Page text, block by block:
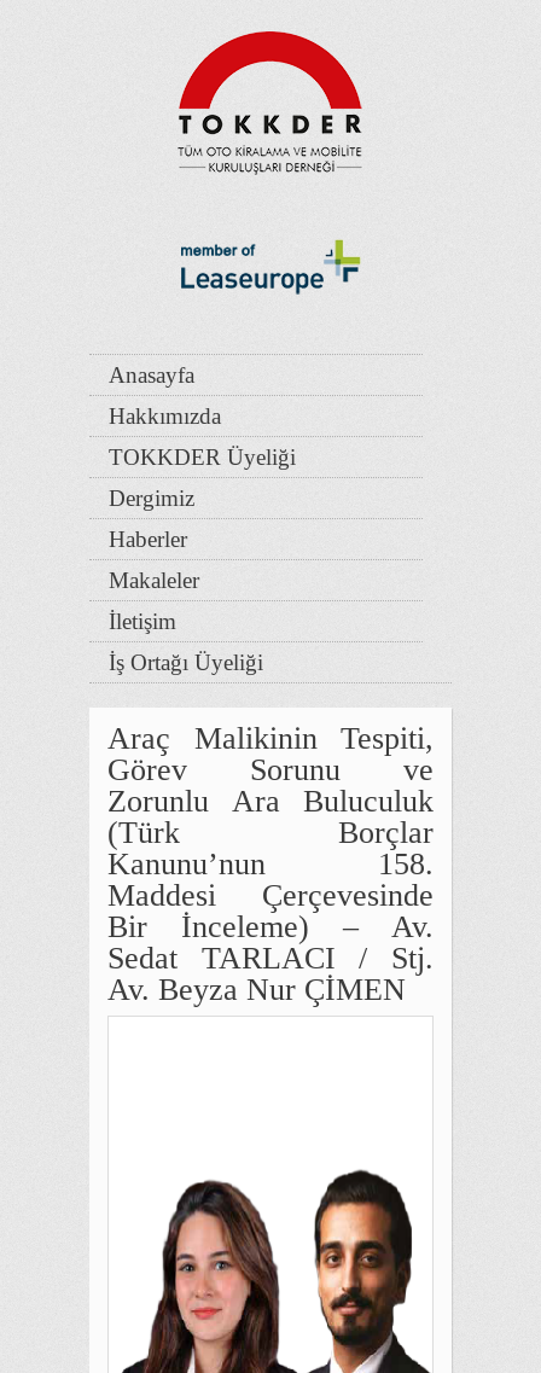
Anasayfa
Hakkımızda
TOKKDER Üyeliği
Dergimiz
Haberler
Makaleler
İletişim
İş Ortağı Üyeliği
Araç Malikinin Tespiti,
Görev Sorunu ve
Zorunlu Ara Buluculuk
(Türk Borçlar
Kanunu’nun 158.
Maddesi Çerçevesinde
Bir İnceleme) – Av.
Sedat TARLACI / Stj.
Av. Beyza Nur ÇİMEN